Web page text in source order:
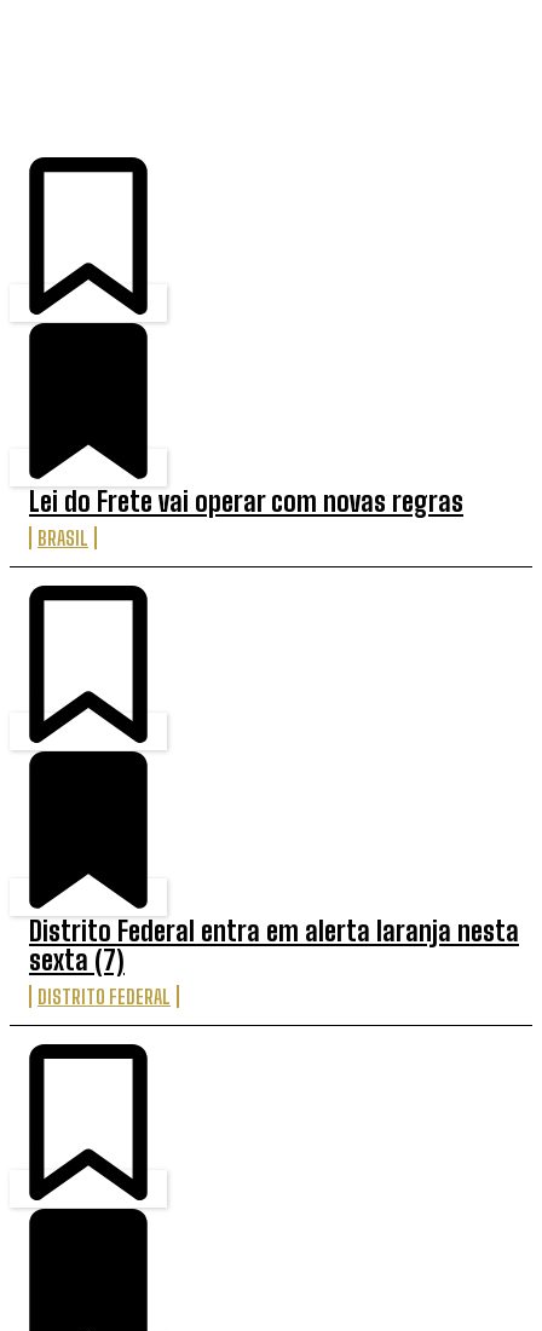
Lei do Frete vai operar com novas regras
BRASIL
Distrito Federal entra em alerta laranja nesta
sexta (7)
DISTRITO FEDERAL